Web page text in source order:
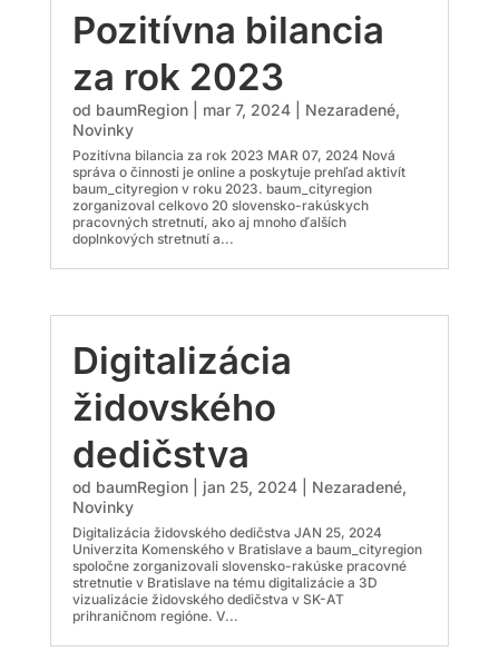
Pozitívna bilancia
za rok 2023
od baumRegion| mar 7, 2024| Nezaradené,
Novinky
Pozitívna bilancia za rok 2023 MAR 07, 2024 Nová
správa o činnosti je online a poskytuje prehľad aktivít
baum_cityregion v roku 2023. baum_cityregion
zorganizoval celkovo 20 slovensko-rakúskych
pracovných stretnutí, ako aj mnoho ďalších
doplnkových stretnutí a...
Digitalizácia
židovského
dedičstva
od baumRegion| jan 25, 2024| Nezaradené,
Novinky
Digitalizácia židovského dedičstva JAN 25, 2024
Univerzita Komenského v Bratislave a baum_cityregion
spoločne zorganizovali slovensko-rakúske pracovné
stretnutie v Bratislave na tému digitalizácie a 3D
vizualizácie židovského dedičstva v SK-AT
prihraničnom regióne. V...